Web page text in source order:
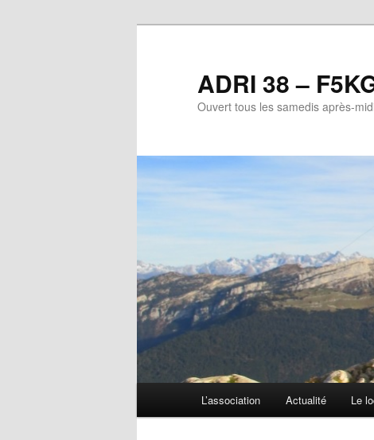
ADRI 38 –
Ouvert tous les samedis après-
L’association Actualité Le